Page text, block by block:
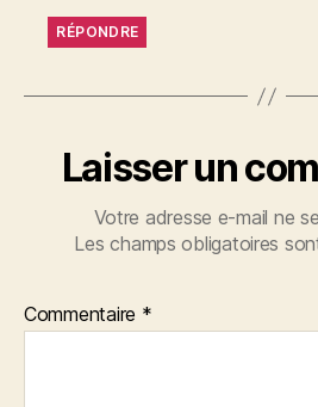
RÉPONDRE
Laisser un
Votre adresse e-mail ne
Les champs obligatoires
Commentaire *